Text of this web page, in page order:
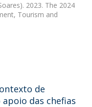
2023. The 2024
Tourism and
de
das chefias